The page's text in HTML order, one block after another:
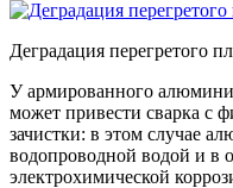
Деградация перегретого
У армированного
может привести сварка с
зачистки: в этом случае
водопроводной водой и в
электрохимической